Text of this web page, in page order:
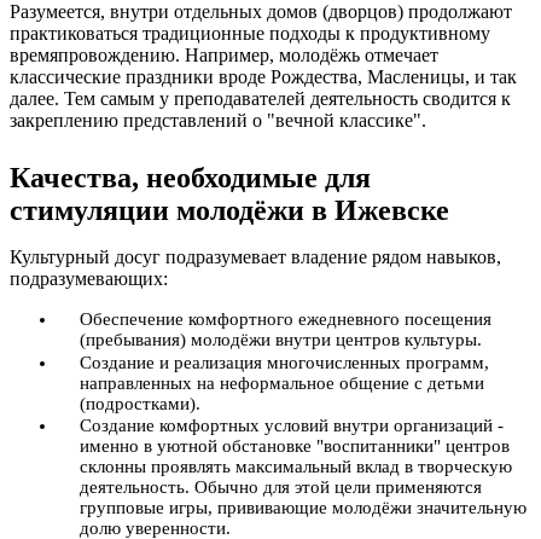
Разумеется, внутри отдельных домов (дворцов) продолжают
практиковаться традиционные подходы к продуктивному
времяпровождению. Например, молодёжь отмечает
классические праздники вроде Рождества, Масленицы, и так
далее. Тем самым у преподавателей деятельность сводится к
закреплению представлений о "вечной классике".
Качества, необходимые для
стимуляции молодёжи в Ижевске
Культурный досуг подразумевает владение рядом навыков,
подразумевающих:
Обеспечение комфортного ежедневного посещения
(пребывания) молодёжи внутри центров культуры.
Создание и реализация многочисленных программ,
направленных на неформальное общение с детьми
(подростками).
Создание комфортных условий внутри организаций -
именно в уютной обстановке "воспитанники" центров
склонны проявлять максимальный вклад в творческую
деятельность. Обычно для этой цели применяются
групповые игры, прививающие молодёжи значительную
долю уверенности.